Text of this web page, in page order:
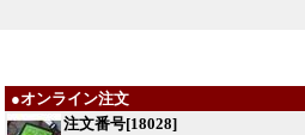
●オンライン注文
注文番号[18028]